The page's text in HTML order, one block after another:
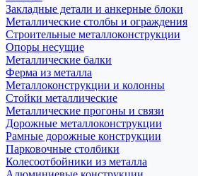
Закладные детали и анкерные блоки
Металлические столбы и ограждения
Строительные металлоконструкции
Опоры несущие
Металлические балки
Ферма из металла
Металлоконструкции и колонны
Стойки металлические
Металлические прогоны и связи
Дорожные металлоконструкции
Рамные дорожные конструкции
Парковочные столбики
Колесоотбойники из металла